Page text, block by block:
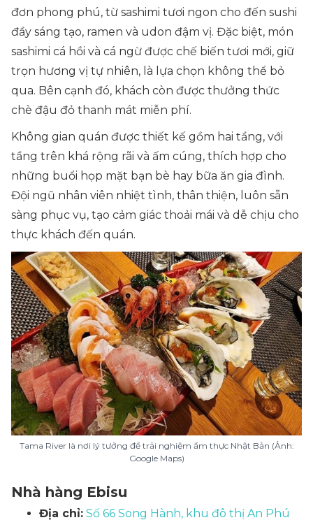
đơn phong phú, từ sashimi tươi ngon cho đến sushi
đầy sáng tạo, ramen và udon đậm vị. Đặc biệt, món
sashimi cá hồi và cá ngừ được chế biến tươi mới, giữ
trọn hương vị tự nhiên, là lựa chọn không thể bỏ
qua. Bên cạnh đó, khách còn được thưởng thức
chè đậu đỏ thanh mát miễn phí.
Không gian quán được thiết kế gồm hai tầng, với
tầng trên khá rộng rãi và ấm cúng, thích hợp cho
những buổi họp mặt bạn bè hay bữa ăn gia đình.
Đội ngũ nhân viên nhiệt tình, thân thiện, luôn sẵn
sàng phục vụ, tạo cảm giác thoải mái và dễ chịu cho
thực khách đến quán.
Tama River là nơi lý tưởng để trải nghiệm ẩm thực Nhật Bản (Ảnh:
Google Maps)
Nhà hàng Ebisu
Địa chỉ: Số 66 Song Hành, khu đô thị An Phú